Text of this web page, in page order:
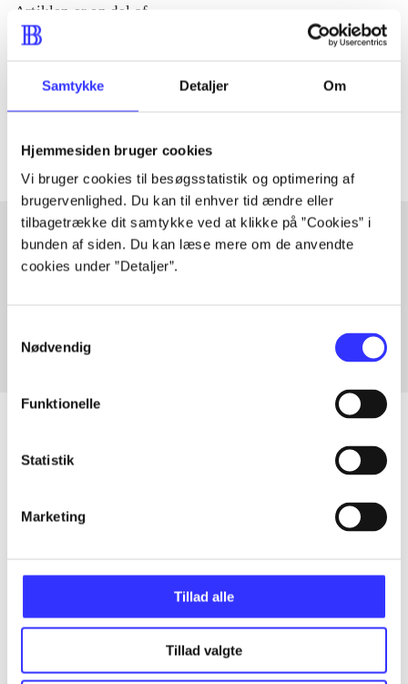
Samtykke Detaljer Om
Hjemmesiden bruger cookies
Vi bruger cookies til besøgsstatistik og optimering af
brugervenlighed. Du kan til enhver tid ændre eller
tilbagetrække dit samtykke ved at klikke på ”Cookies” i
bunden af siden. Du kan læse mere om de anvendte
cookies under ”Detaljer”.
Nødvendig
Funktionelle
Statistik
Marketing
Tillad alle
Tillad valgte
Artiklen er en del af
Tidsskrift
Artiklerne i handler ofte om
Artikler med samme emner
Alle registrerede artikler fordelt på udgivelser
...
...